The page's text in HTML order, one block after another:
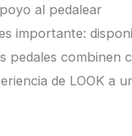
al pedalear
importante:
pedales combinen
de LOOK a